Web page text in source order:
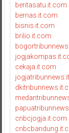
beritasatu.it.com
bernas.it.com
bisnis.it.com
brilio.it.com
cekaja.it.com
cnbcjogja.it.com